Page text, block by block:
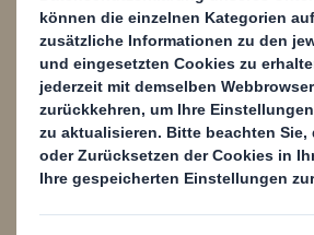
um die heutigen
und das ideale Material zu
Anforderungen und die Ihrer
erfüllen. Eine Kopie